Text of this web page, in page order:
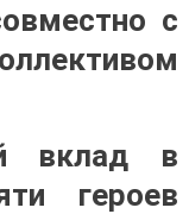
с
вклад в
героев